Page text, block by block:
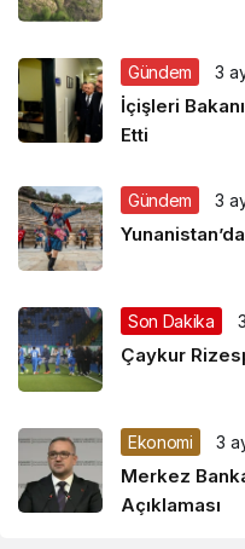
Gündem 3
İçişleri
Etti
Gündem 3
Son Dakika
Çaykur
Ekonomi 3
Merkez
Açıklaması